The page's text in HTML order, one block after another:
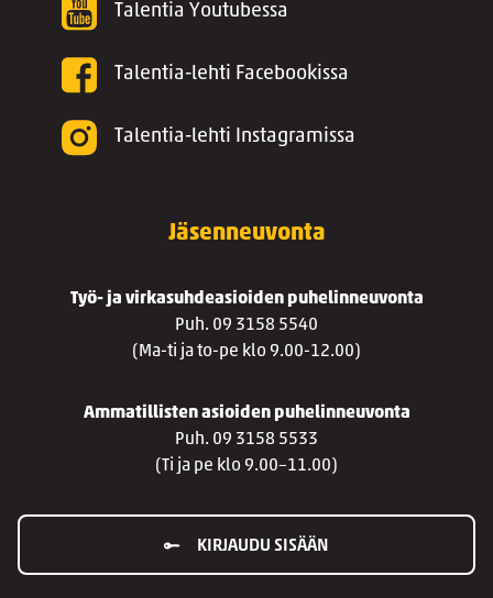
Talentia Youtubessa
Talentia-lehti Facebookissa
Talentia-lehti Instagramissa
Jäsenneuvonta
Työ- ja virkasuhdeasioiden puhelinneuvonta
Puh. 09 3158 5540
(Ma-ti ja to-pe klo 9.00-12.00)
Ammatillisten asioiden puhelinneuvonta
Puh. 09 3158 5533
(Ti ja pe klo 9.00–11.00)
KIRJAUDU SISÄÄN